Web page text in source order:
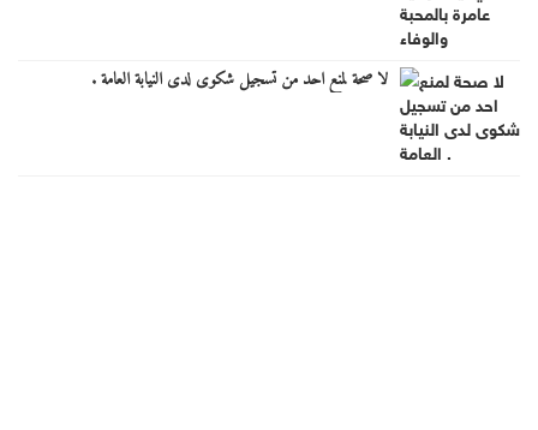
لا صحة لمنع احد من تسجيل شكوى لدى النيابة العامة .